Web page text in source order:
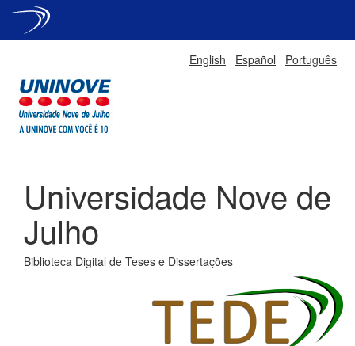
English Español Português
Universidade Nove de
Julho
Biblioteca Digital de Teses e Dissertações